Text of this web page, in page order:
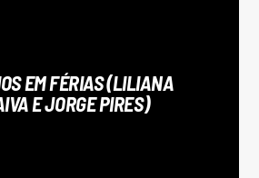
EM FÉRIAS (LILIANA
E JORGE PIRES)